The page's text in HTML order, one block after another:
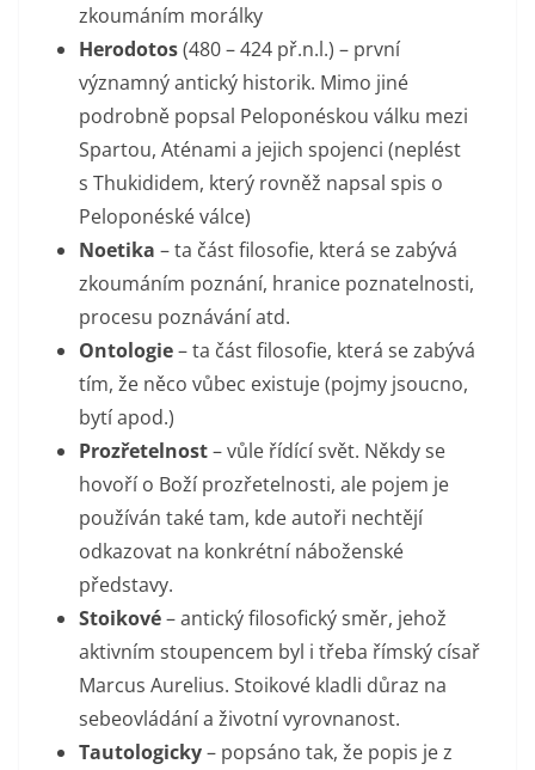
zkoumáním morálky
Herodotos(480 – 424 př.n.l.) – první
významný antický historik. Mimo jiné
podrobně popsal Peloponéskou válku mezi
Spartou, Aténami a jejich spojenci (neplést
s Thukididem, který rovněž napsal spis o
Peloponéské válce)
Noetika – ta část filosofie, která se zabývá
zkoumáním poznání, hranice poznatelnosti,
procesu poznávání atd.
Ontologie– ta část filosofie, která se zabývá
tím, že něco vůbec existuje (pojmy jsoucno,
bytí apod.)
Prozřetelnost– vůle řídící svět. Někdy se
hovoří o Boží prozřetelnosti, ale pojem je
používán také tam, kde autoři nechtějí
odkazovat na konkrétní náboženské
představy.
Stoikové– antický filosofický směr, jehož
aktivním stoupencem byl i třeba římský císař
Marcus Aurelius. Stoikové kladli důraz na
sebeovládání a životní vyrovnanost.
Tautologicky– popsáno tak, že popis je z